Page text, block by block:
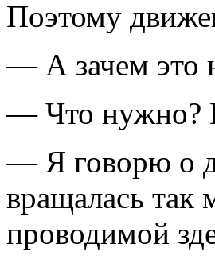
Поэтому
— А зачем это
— Что нужно?
— Я говорю о
вращалась так
проводимой